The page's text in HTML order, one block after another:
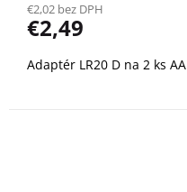
€2,02 bez DPH
€2,49
Adaptér LR20 D na 2 ks AA